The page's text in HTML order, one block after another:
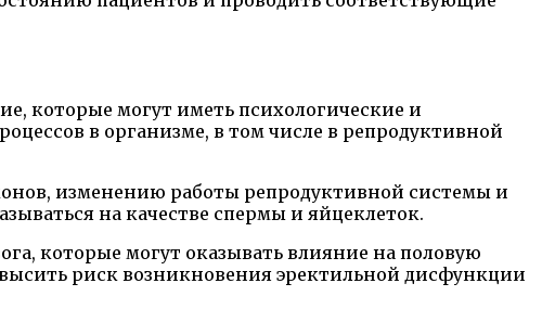
которые могут иметь психологические и
в организме, в том числе в репродуктивной
изменению работы репродуктивной системы и
на качестве спермы и яйцеклеток.
которые могут оказывать влияние на половую
риск возникновения эректильной дисфункции